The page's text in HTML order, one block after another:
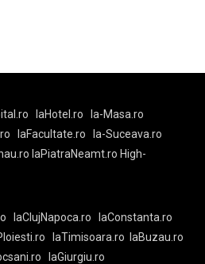
laHotel.ro
la-Masa.ro
laFacultate.ro
la-Suceava.ro
laPiatraNeamt.ro High-
laClujNapoca.ro
laConstanta.ro
laTimisoara.ro
laBuzau.ro
laGiurgiu.ro